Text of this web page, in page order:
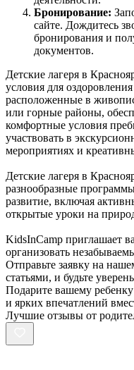
Бронирование:
сайте. Дождитесь
бронирования и
документов.
Детские лагеря в
условия для
расположенные в
или горные районы,
комфортные условия
участвовать в
мероприятиях и
Детские лагеря в
разнообразные
развитие, включая
открытые уроки на
KidsInCamp приглашает
организовать
Отправьте заявку на
статьями, и будьте
Подарите вашему
и ярких впечатлений
Лучшие отзывы от